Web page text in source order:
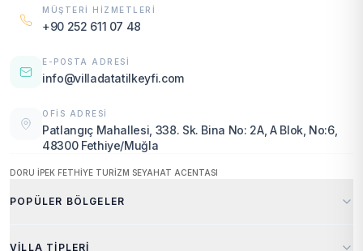
MÜŞTERI HIZMETLERI
+90 252 611 07 48
E-POSTA ADRESI
info@villadatatilkeyfi.com
OFIS ADRESI
Patlangıç Mahallesi, 338. Sk. Bina No: 2A, A Blok, No:6,
48300 Fethiye/Muğla
DORU İPEK FETHİYE TURİZM SEYAHAT ACENTASI
POPÜLER BÖLGELER
Kaş
VILLA TIPLERI